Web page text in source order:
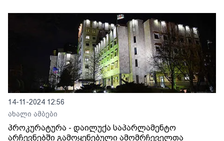
14-11-2024 12:56
ახალი ამბები
პროკურატურა - დაილუქა საპარლამენტო
არჩევნებში გამოყენებული ამომრჩეველთა